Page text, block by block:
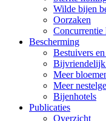
Wilde bijen
Oorzaken
Concurrentie
Bescherming
Bestuivers
Bijvriendelijk
Meer
Meer
Bijenhotels
Publicaties
Overzicht